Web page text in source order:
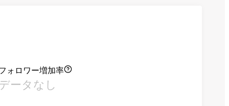
ォロワー増加率
ータなし